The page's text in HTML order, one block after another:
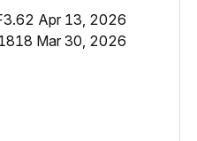
Apr 13, 2026
Mar 30, 2026